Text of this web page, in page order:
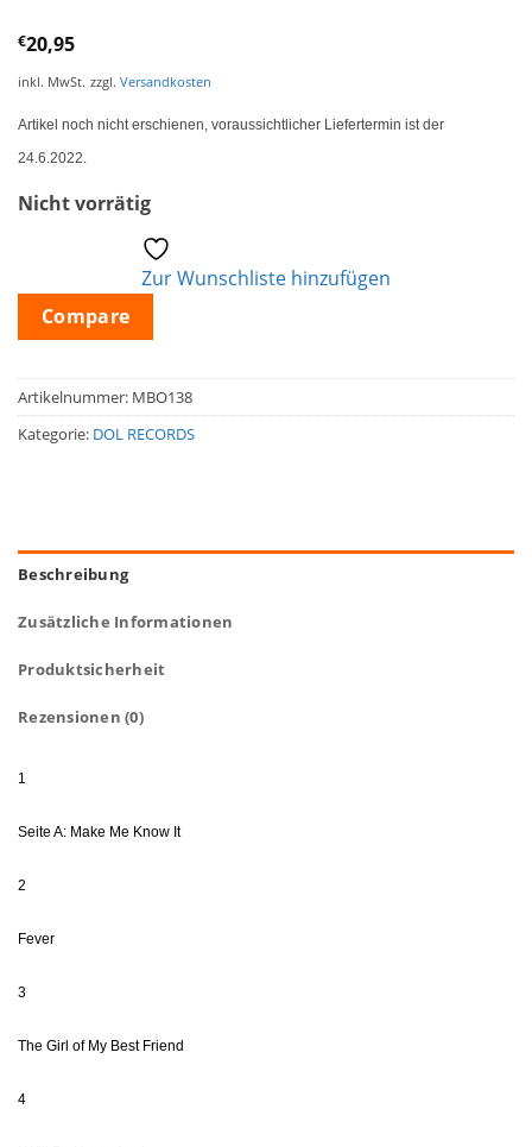
€20,95
inkl. MwSt. zzgl. Versandkosten
Artikel noch nicht erschienen, voraussichtlicher Liefertermin ist der
24.6.2022.
Nicht vorrätig
Zur Wunschliste hinzufügen
Compare
Artikelnummer: MBO138
Kategorie: DOL RECORDS
Beschreibung
Zusätzliche Informationen
Produktsicherheit
Rezensionen (0)
1
Seite A: Make Me Know It
2
Fever
3
The Girl of My Best Friend
4